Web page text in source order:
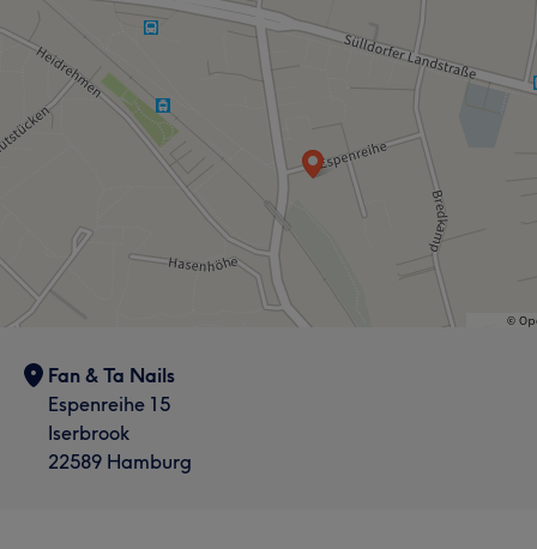
Fan & Ta Nails
Espenreihe 15
Iserbrook
22589 Hamburg